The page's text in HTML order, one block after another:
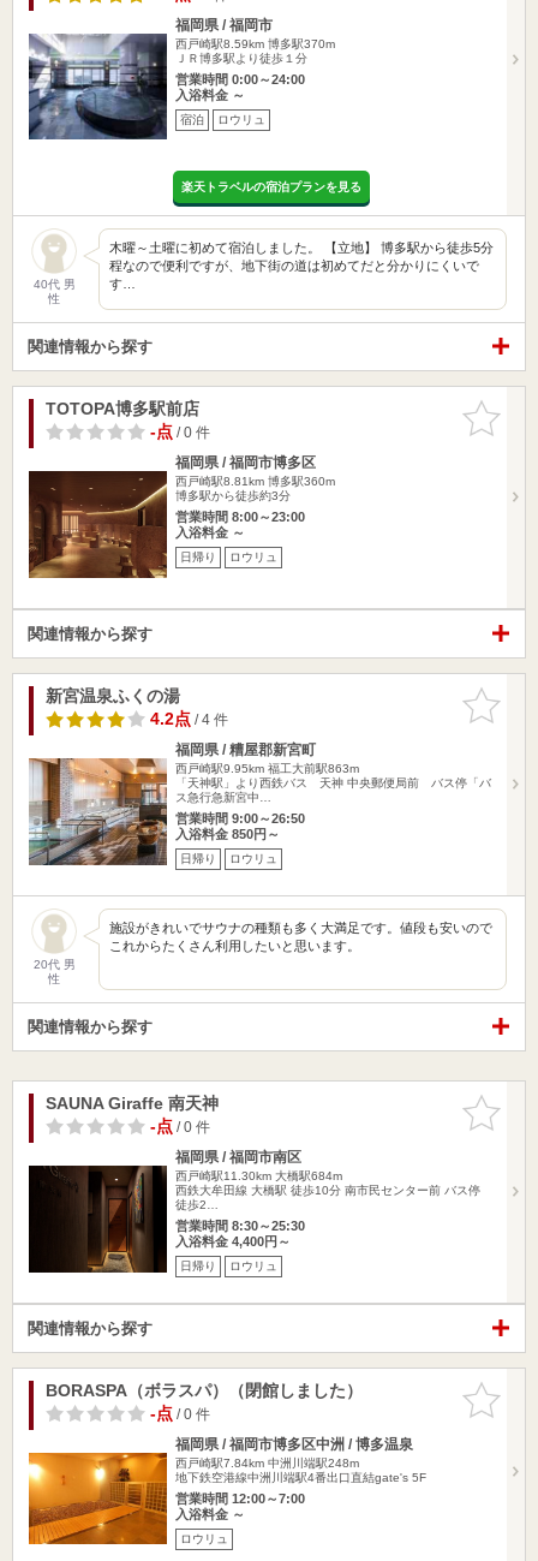
福岡県 / 福岡市
西戸崎駅8.59km 博多駅370m
ＪＲ博多駅より徒歩１分
営業時間 0:00～24:00
入浴料金 ～
宿泊 ロウリュ
楽天トラベルの宿泊プランを見る
40代 男
性
木曜～土曜に初めて宿泊しました。 【立地】 博多駅から徒歩5分
程なので便利ですが、地下街の道は初めてだと分かりにくいで
す…
関連情報から探す
お気に入
りに追加
TOTOPA博多駅前店
-点/ 0 件
福岡県 / 福岡市博多区
西戸崎駅8.81km 博多駅360m
博多駅から徒歩約3分
営業時間 8:00～23:00
入浴料金 ～
日帰り ロウリュ
関連情報から探す
お気に入
りに追加
新宮温泉ふくの湯
4.2点/ 4 件
福岡県 / 糟屋郡新宮町
西戸崎駅9.95km 福工大前駅863m
「天神駅」より西鉄バス 天神 中央郵便局前 バス停「バ
ス急行急新宮中…
営業時間 9:00～26:50
入浴料金 850円～
日帰り ロウリュ
20代 男
性
施設がきれいでサウナの種類も多く大満足です。値段も安いので
これからたくさん利用したいと思います。
関連情報から探す
お気に入
りに追加
SAUNA Giraffe 南天神
-点/ 0 件
福岡県 / 福岡市南区
西戸崎駅11.30km 大橋駅684m
西鉄大牟田線 大橋駅 徒歩10分 南市民センター前 バス停
徒歩2…
営業時間 8:30～25:30
入浴料金 4,400円～
日帰り ロウリュ
関連情報から探す
お気に入
りに追加
BORASPA（ボラスパ）（閉館しました）
-点/ 0 件
福岡県 / 福岡市博多区中洲 / 博多温泉
西戸崎駅7.84km 中洲川端駅248m
地下鉄空港線中洲川端駅4番出口直結gate's 5F
営業時間 12:00～7:00
入浴料金 ～
ロウリュ